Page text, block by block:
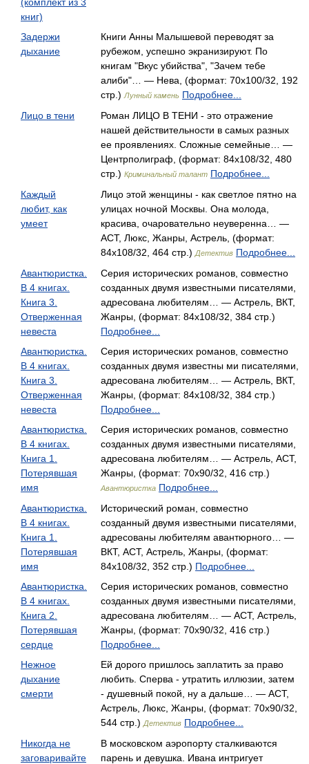
книг)
Задержи
дыхание
Книги Анны Малышевой переводят за
рубежом, успешно экранизируют. По
книгам "Вкус убийства", "Зачем тебе
алиби"… — Нева, (формат: 70x100/32, 192
стр.) Лунный камень Подробнее...
Лицо в тени
Роман ЛИЦО В ТЕНИ - это отражение
нашей действительности в самых разных
ее проявлениях. Сложные семейные… —
Центрполиграф, (формат: 84x108/32, 480
стр.) Криминальный талант Подробнее...
Каждый
любит, как
умеет
Лицо этой женщины - как светлое пятно на
улицах ночной Москвы. Она молода,
красива, очаровательно неуверенна… —
АСТ, Люкс, Жанры, Астрель, (формат:
84x108/32, 464 стр.) Детектив Подробнее...
Авантюристка.
В 4 книгах.
Книга 3.
Отверженная
невеста
Серия исторических романов, совместно
созданных двумя известными писателями,
адресована любителям… — Астрель, ВКТ,
Жанры, (формат: 84x108/32, 384 стр.)
Подробнее...
Авантюристка.
В 4 книгах.
Книга 3.
Отверженная
невеста
Серия исторических романов, совместно
созданных двумя известны ми писателями,
адресована любителям… — Астрель, ВКТ,
Жанры, (формат: 84x108/32, 384 стр.)
Подробнее...
Авантюристка.
В 4 книгах.
Книга 1.
Потерявшая
имя
Серия исторических романов, совместно
созданных двумя известными писателями,
адресована любителям… — Астрель, АСТ,
Жанры, (формат: 70x90/32, 416 стр.)
Авантюристка Подробнее...
Авантюристка.
В 4 книгах.
Книга 1.
Потерявшая
имя
Исторический роман, совместно
созданный двумя известными писателями,
адресованы любителям авантюрного… —
ВКТ, АСТ, Астрель, Жанры, (формат:
84x108/32, 352 стр.) Подробнее...
Авантюристка.
В 4 книгах.
Книга 2.
Потерявшая
сердце
Серия исторических романов, совместно
созданных двумя известными писателями,
адресована любителям… — АСТ, Астрель,
Жанры, (формат: 70x90/32, 416 стр.)
Подробнее...
Нежное
дыхание
смерти
Ей дорого пришлось заплатить за право
любить. Сперва - утратить иллюзии, затем
- душевный покой, ну а дальше… — АСТ,
Астрель, Люкс, Жанры, (формат: 70x90/32,
544 стр.) Детектив Подробнее...
Никогда не
заговаривайте
В московском аэропорту сталкиваются
парень и девушка. Ивана интригует